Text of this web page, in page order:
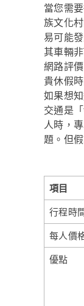
當您需
族文化
易可能
其車輛
網路評
貴休假
如果想
交通是
人時，
題。但
項目
行程時
每人價
優點